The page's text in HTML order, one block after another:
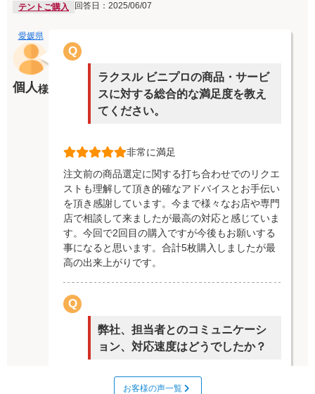
テントご購入 回答日：2025/06/07
愛媛県
個人様
Q
ラクスル ビニプロの商品・サービ
スに対する総合的な満足度を教え
てください。
非常に満足
注文前の商品選定に関する打ち合わせでのリクエ
ストも理解して頂き的確なアドバイスとお手伝い
を頂き感謝しています。今まで様々なお店や専門
店で相談して来ましたが最高の対応と感じていま
す。今回で2回目の購入ですが今後もお願いする
事になると思います。合計5枚購入しましたが最
高の出来上がりです。
Q
弊社、担当者とのコミュニケーシ
ョン、対応速度はどうでしたか？
非常に満足
お客様の声一覧